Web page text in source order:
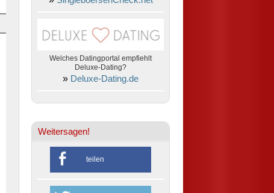
Welches Datingportal empfiehlt
Deluxe-Dating?
» Deluxe-Dating.de
Weitersagen!
teilen